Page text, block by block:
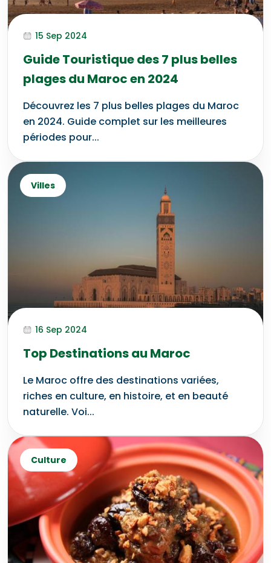
15 Sep 2024
Guide Touristique des 7 plus belles
plages du Maroc en 2024
Découvrez les 7 plus belles plages du Maroc
en 2024. Guide complet sur les meilleures
périodes pour...
Villes
16 Sep 2024
Top Destinations au Maroc
Le Maroc offre des destinations variées,
riches en culture, en histoire, et en beauté
naturelle. Voi...
Culture